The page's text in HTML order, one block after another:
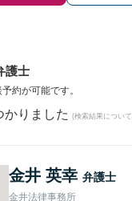
護士
約が可能です。
かりました (検索結果につい
金井 英幸 弁護士
金井法律事務所